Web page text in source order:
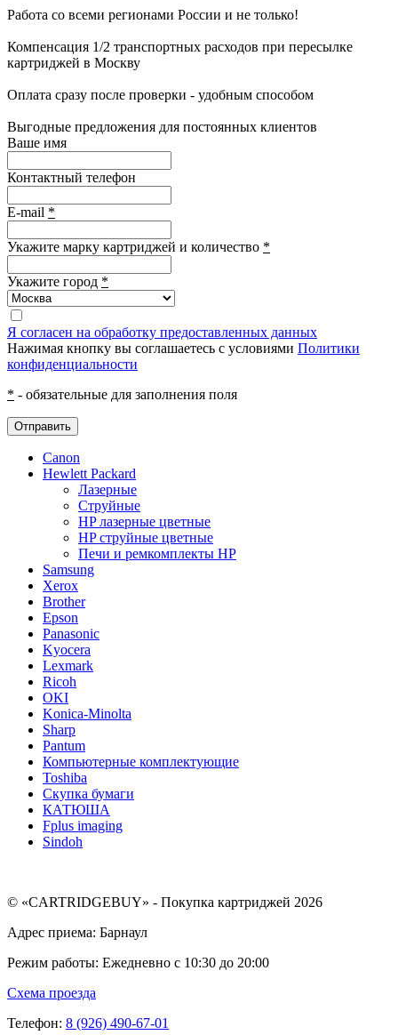
Работа со всеми регионами России и не только!
Компенсация 1/2 транспортных расходов при пересылке
картриджей в Москву
Оплата сразу после проверки - удобным способом
Выгодные предложения для постоянных клиентов
Ваше имя
Контактный телефон
E-mail *
Укажите марку картриджей и количество *
Укажите город *
Я согласен на обработку предоставленных данных
Нажимая кнопку вы соглашаетесь с условиями Политики
конфиденциальности
* - обязательные для заполнения поля
Отправить
Canon
Hewlett Packard
Лазерные
Струйные
HP лазерные цветные
HP струйные цветные
Печи и ремкомплекты HP
Samsung
Xerox
Brother
Epson
Panasonic
Kyocera
Lexmark
Ricoh
OKI
Konica-Minolta
Sharp
Pantum
Компьютерные комплектующие
Toshiba
Скупка бумаги
КАТЮША
Fplus imaging
Sindoh
© «CARTRIDGEBUY» - Покупка картриджей 2026
Адрес приема: Барнаул
Режим работы: Ежедневно с 10:30 до 20:00
Схема проезда
Телефон: 8 (926) 490-67-01